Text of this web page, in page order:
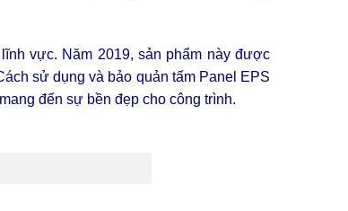
vực. Năm 2019, sản phẩm này được
sử dụng và bảo quản tấm Panel EPS
đến sự bền đẹp cho công trình.